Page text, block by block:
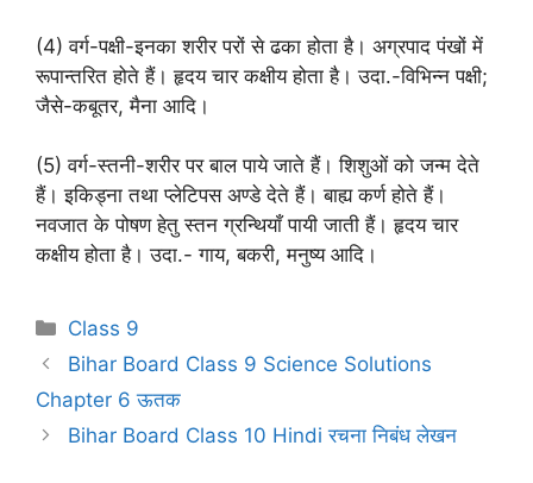
(4) वर्ग-पक्षी-इनका शरीर परों से ढका होता है। अग्रपाद पंखों में
रूपान्तरित होते हैं। हृदय चार कक्षीय होता है। उदा.-विभिन्न पक्षी;
जैसे-कबूतर, मैना आदि।
(5) वर्ग-स्तनी-शरीर पर बाल पाये जाते हैं। शिशुओं को जन्म देते
हैं। इकिड्ना तथा प्लेटिपस अण्डे देते हैं। बाह्य कर्ण होते हैं।
नवजात के पोषण हेतु स्तन ग्रन्थियाँ पायी जाती हैं। हृदय चार
कक्षीय होता है। उदा.- गाय, बकरी, मनुष्य आदि।
Categories
Class 9
Bihar Board Class 9 Science Solutions
Chapter 6 ऊतक
Bihar Board Class 10 Hindi रचना निबंध लेखन